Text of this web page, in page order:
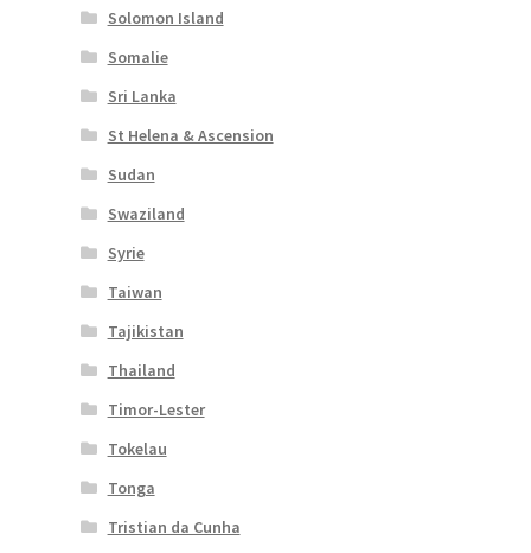
Solomon Island
Somalie
Sri Lanka
St Helena & Ascension
Sudan
Swaziland
Syrie
Taiwan
Tajikistan
Thailand
Timor-Lester
Tokelau
Tonga
Tristian da Cunha